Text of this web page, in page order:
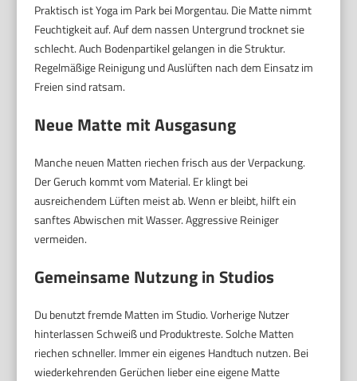
Praktisch ist Yoga im Park bei Morgentau. Die Matte nimmt
Feuchtigkeit auf. Auf dem nassen Untergrund trocknet sie
schlecht. Auch Bodenpartikel gelangen in die Struktur.
Regelmäßige Reinigung und Auslüften nach dem Einsatz im
Freien sind ratsam.
Neue Matte mit Ausgasung
Manche neuen Matten riechen frisch aus der Verpackung.
Der Geruch kommt vom Material. Er klingt bei
ausreichendem Lüften meist ab. Wenn er bleibt, hilft ein
sanftes Abwischen mit Wasser. Aggressive Reiniger
vermeiden.
Gemeinsame Nutzung in Studios
Du benutzt fremde Matten im Studio. Vorherige Nutzer
hinterlassen Schweiß und Produktreste. Solche Matten
riechen schneller. Immer ein eigenes Handtuch nutzen. Bei
wiederkehrenden Gerüchen lieber eine eigene Matte